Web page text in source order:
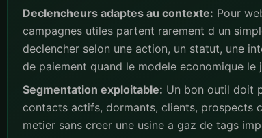
Declencheurs adaptes au contexte: Pour
campagnes utiles partent rarement d un
declencher selon une action, un statut, une
de paiement quand le modele economique le
Segmentation exploitable: Un bon outil doit
contacts actifs, dormants, clients, prospects
metier sans creer une usine a gaz de tags